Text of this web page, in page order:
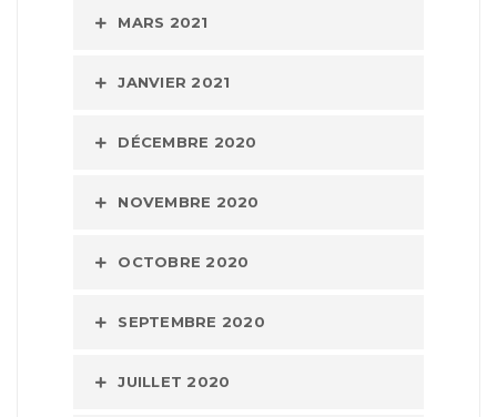
MARS 2021
JANVIER 2021
DÉCEMBRE 2020
NOVEMBRE 2020
OCTOBRE 2020
SEPTEMBRE 2020
JUILLET 2020